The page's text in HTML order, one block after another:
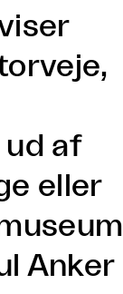
ud af
eller
Anker